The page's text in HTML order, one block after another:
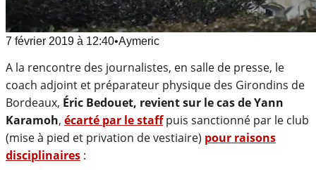
7 février 2019 à 12:40•Aymeric
A la rencontre des journalistes, en salle de presse, le
coach adjoint et préparateur physique des Girondins de
Bordeaux, Éric Bedouet, revient sur le cas de Yann
Karamoh, écarté par le staffpuis sanctionné par le club
(mise à pied et privation de vestiaire) pour raisons
disciplinaires :